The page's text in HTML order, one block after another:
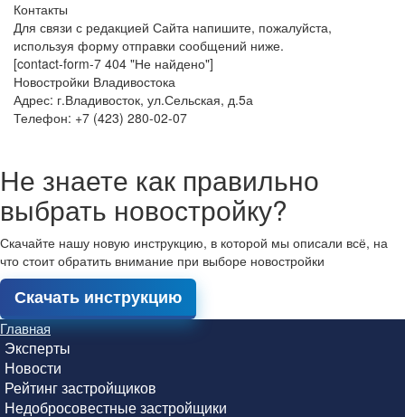
Контакты
Для связи с редакцией Сайта напишите, пожалуйста,
используя форму отправки сообщений ниже.
[contact-form-7 404 "Не найдено"]
Новостройки Владивостока
Адрес: г.Владивосток, ул.Сельская, д.5а
Телефон: +7 (423) 280-02-07
Не знаете как правильно
выбрать новостройку?
Скачайте нашу новую инструкцию, в которой мы описали всё, на
что стоит обратить внимание при выборе новостройки
Скачать инструкцию
Главная
Эксперты
Новости
Рейтинг застройщиков
Недобросовестные застройщики